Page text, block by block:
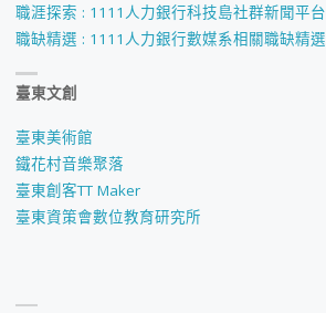
職涯探索 : 1111人力銀行科技島社群新聞平台
職缺精選 : 1111人力銀行數媒系相關職缺精選
臺東文創
臺東美術館
鐵花村音樂聚落
臺東創客TT Maker
臺東資策會數位教育研究所